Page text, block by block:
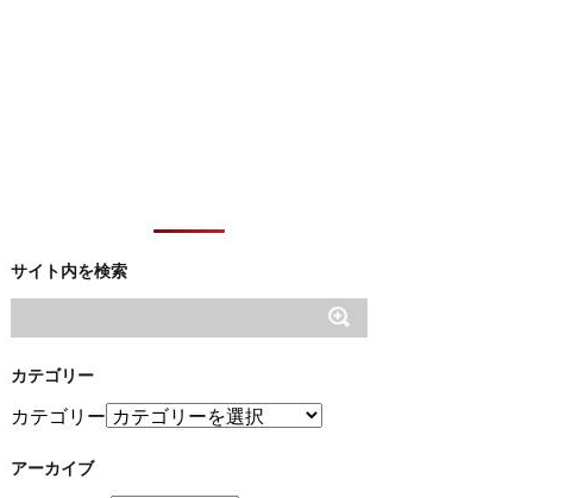
サイト内を検索
カテゴリー
カテゴリー
アーカイブ